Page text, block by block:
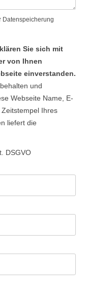
Datenspeicherung
Sie sich mit
von Ihnen
einverstanden.
und
Webseite Name, E-
Ihres
liefert die
DSGVO